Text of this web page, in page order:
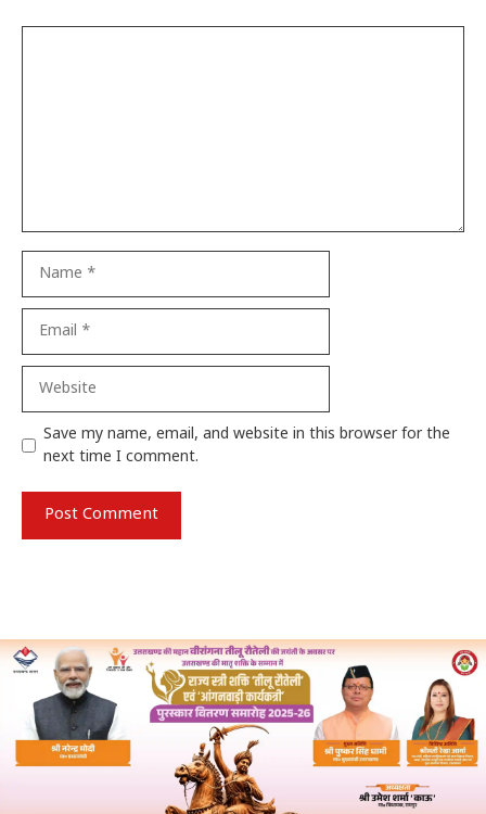
Save my name, email, and website in this browser for the
next time I comment.